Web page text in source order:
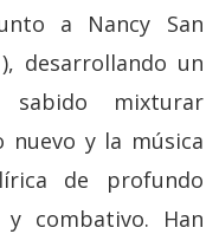
a Nancy San
desarrollando un
mixturar
nuevo y la música
de profundo
combativo. Han